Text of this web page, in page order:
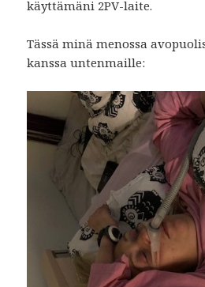
käyttämäni 2PV-laite.
Tässä minä menossa
kanssa untenmaille: